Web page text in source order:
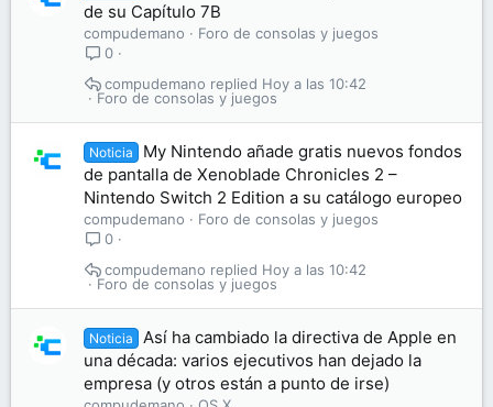
de su Capítulo 7B
compudemano
Foro de consolas y juegos
0
Foro de consolas y juegos
Hoy a las 10:42
compudemano
Noticia
My Nintendo añade gratis nuevos fondos
de pantalla de Xenoblade Chronicles 2 –
Nintendo Switch 2 Edition a su catálogo europeo
compudemano
Foro de consolas y juegos
0
Foro de consolas y juegos
Hoy a las 10:42
compudemano
Noticia
Así ha cambiado la directiva de Apple en
una década: varios ejecutivos han dejado la
empresa (y otros están a punto de irse)